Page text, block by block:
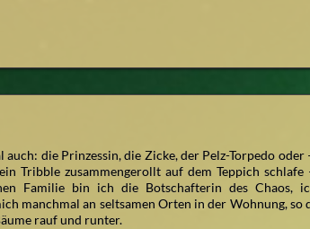
die Prinzessin, die Zicke, der Pelz-Torpedo oder
Tribble zusammengerollt auf dem Teppich schlafe
Familie bin ich die Botschafterin des Chaos,
manchmal an seltsamen Orten in der Wohnung, so
rauf und runter.